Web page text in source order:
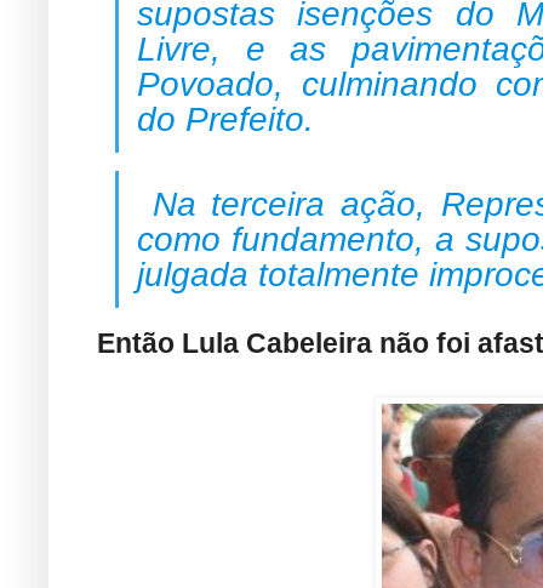
supostas isenções do
Livre, e as
Povoado, culminando
do Prefeito.
Na terceira ação,
como fundamento, a
julgada totalmente
Então Lula Cabeleira não foi